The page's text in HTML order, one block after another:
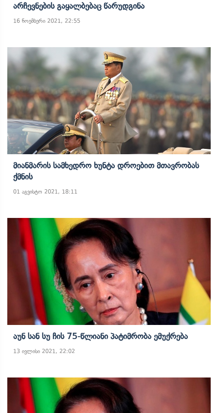
Არჩევნების Გაყალბებაც Წარუდგინა
16 ნოემბერი 2021, 22:55
Მიანმარის Სამხედრო Ხუნტა Დროებით Მთავრობას
Ქმნის
01 აგვისტო 2021, 18:11
Აუნ Სან Სუ Ჩის 75-Წლიანი Პატიმრობა Ემუქრება
13 ივლისი 2021, 22:02